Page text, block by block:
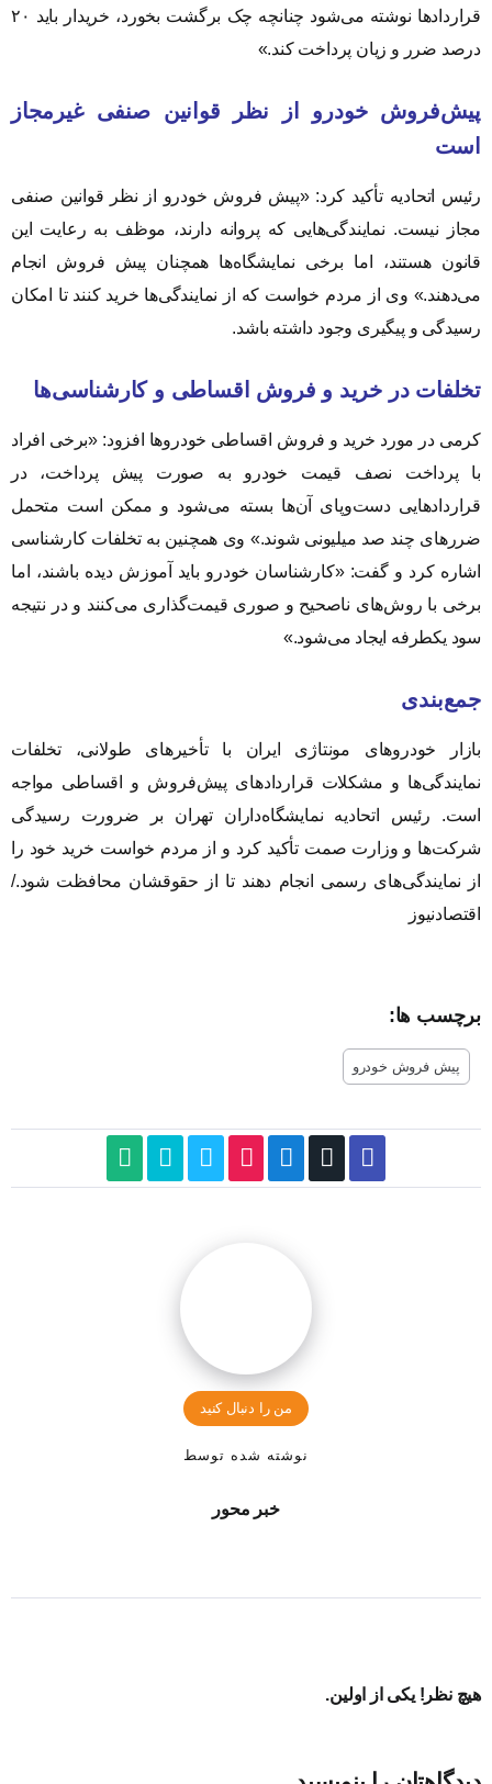
قراردادها نوشته می‌شود چنانچه چک برگشت بخورد، خریدار باید ۲۰
درصد ضرر و زیان پرداخت کند.»
پیش‌فروش خودرو از نظر قوانین صنفی غیرمجاز
است
رئیس اتحادیه تأکید کرد: «پیش فروش خودرو از نظر قوانین صنفی
مجاز نیست. نمایندگی‌هایی که پروانه دارند، موظف به رعایت این
قانون هستند، اما برخی نمایشگاه‌ها همچنان پیش فروش انجام
می‌دهند.» وی از مردم خواست که از نمایندگی‌ها خرید کنند تا امکان
رسیدگی و پیگیری وجود داشته باشد.
تخلفات در خرید و فروش اقساطی و کارشناسی‌ها
کرمی در مورد خرید و فروش اقساطی خودروها افزود: «برخی افراد
با پرداخت نصف قیمت خودرو به صورت پیش پرداخت، در
قراردادهایی دست‌وپای آن‌ها بسته می‌شود و ممکن است متحمل
ضررهای چند صد میلیونی شوند.» وی همچنین به تخلفات کارشناسی
اشاره کرد و گفت: «کارشناسان خودرو باید آموزش دیده باشند، اما
برخی با روش‌های ناصحیح و صوری قیمت‌گذاری می‌کنند و در نتیجه
سود یکطرفه ایجاد می‌شود.»
جمع‌بندی
بازار خودروهای مونتاژی ایران با تأخیرهای طولانی، تخلفات
نمایندگی‌ها و مشکلات قراردادهای پیش‌فروش و اقساطی مواجه
است. رئیس اتحادیه نمایشگاه‌داران تهران بر ضرورت رسیدگی
شرکت‌ها و وزارت صمت تأکید کرد و از مردم خواست خرید خود را
از نمایندگی‌های رسمی انجام دهند تا از حقوقشان محافظت شود./
اقتصادنیوز
برچسب ها:
پیش فروش خودرو
من را دنبال کنید
نوشته شده توسط
خبر محور
هیچ نظر! یکی از اولین.